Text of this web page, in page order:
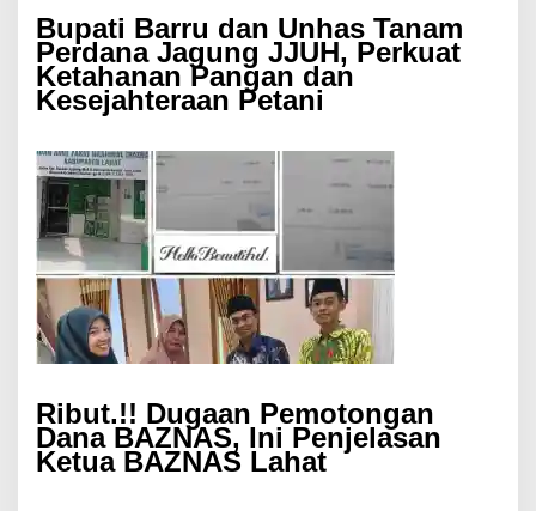
Bupati Barru dan Unhas Tanam
Perdana Jagung JJUH, Perkuat
Ketahanan Pangan dan
Kesejahteraan Petani
Ribut.!! Dugaan Pemotongan
Dana BAZNAS, Ini Penjelasan
Ketua BAZNAS Lahat